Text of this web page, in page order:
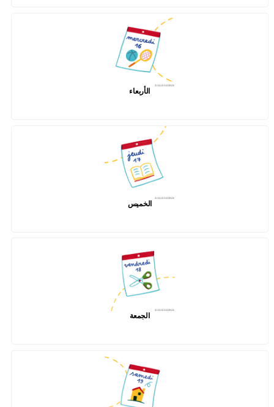
الأربعاء
الخميس
الجمعة